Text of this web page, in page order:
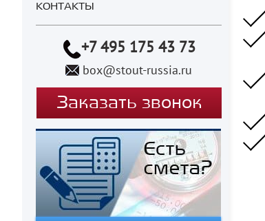
КОНТАКТЫ
+7 495 175 43 73
box@stout-russia.ru
Заказать звонок